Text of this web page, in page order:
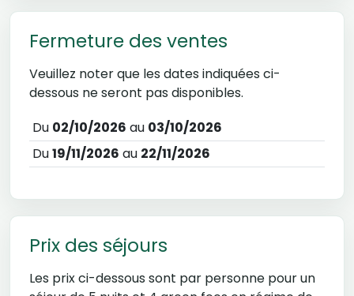
Fermeture des ventes
Veuillez noter que les dates indiquées ci-
dessous ne seront pas disponibles.
Du 02/10/2026 au 03/10/2026
Du19/11/2026 au 22/11/2026
Prix des séjours
Les prix ci-dessous sont par personne pour un